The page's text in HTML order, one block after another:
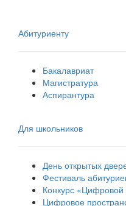
Абитуриенту
Бакалавриат
Магистратура
Аспирантура
Для школьников
День открытых
Фестиваль
Конкурс
Цифровое